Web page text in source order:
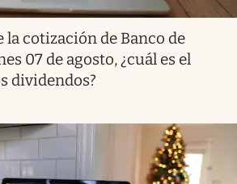
la cotización de Banco de
07 de agosto, ¿cuál es el
dividendos?